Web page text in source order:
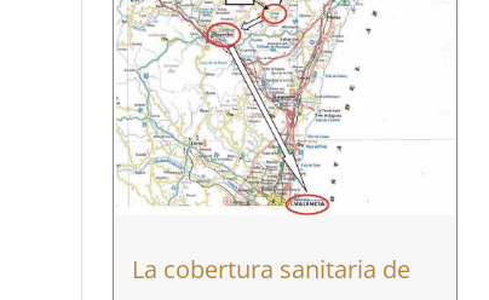
La cobertura sanitaria de